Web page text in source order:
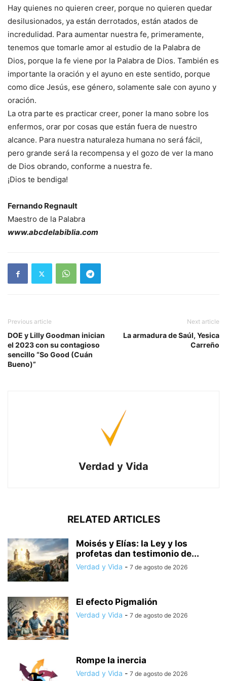
Hay quienes no quieren creer, porque no quieren quedar
desilusionados, ya están derrotados, están atados de
incredulidad. Para aumentar nuestra fe, primeramente,
tenemos que tomarle amor al estudio de la Palabra de
Dios, porque la fe viene por la Palabra de Dios. También es
importante la oración y el ayuno en este sentido, porque
como dice Jesús, ese género, solamente sale con ayuno y
oración.
La otra parte es practicar creer, poner la mano sobre los
enfermos, orar por cosas que están fuera de nuestro
alcance. Para nuestra naturaleza humana no será fácil,
pero grande será la recompensa y el gozo de ver la mano
de Dios obrando, conforme a nuestra fe.
¡Dios te bendiga!
Fernando Regnault
Maestro de la Palabra
www.abcdelabiblia.com
Previous article
DOE y Lilly Goodman inician
el 2023 con su contagioso
sencillo “So Good (Cuán
Bueno)”
Next article
La armadura de Saúl, Yesica
Carreño
Verdad y Vida
RELATED ARTICLES
Moisés y Elías: la Ley y los
profetas dan testimonio de...
Verdad y Vida - 7 de agosto de 2026
El efecto Pigmalión
Verdad y Vida - 7 de agosto de 2026
Rompe la inercia
Verdad y Vida - 7 de agosto de 2026